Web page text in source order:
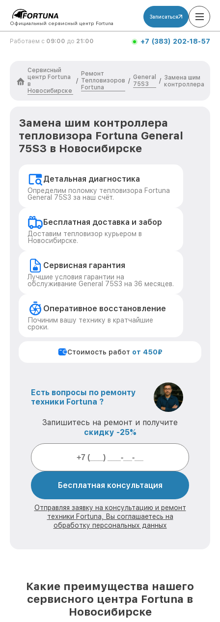
Официальный сервисный центр Fortuna
Записаться
Работаем с 09:00 до 21:00 +7 (383) 202-18-57
Сервисный
центр Fortuna
в
Новосибирске
/
Ремонт
Тепловизоров
Fortuna
/
General
75S3
/ Замена шим
контроллера
Замена шим контроллера
тепловизора Fortuna General
75S3 в Новосибирске
Детальная диагностика
Определим поломку тепловизора Fortuna
General 75S3 за наш счёт.
Бесплатная доставка и забор
Доставим тепловизор курьером в
Новосибирске.
Сервисная гарантия
Лучшие условия гарантии на
обслуживание General 75S3 на 36 месяцев.
Оперативное восстановление
Починим вашу технику в кратчайшие
сроки.
Стоимость работ от 450₽
Есть вопросы по ремонту
техники Fortuna ?
Запишитесь на ремонт и получите
скидку -25%
Бесплатная консультация
Отправляя заявку на консультацию и ремонт
техники Fortuna, Вы соглашаетесь на
обработку персональных данных
Какие преимущества нашего
сервисного центра Fortuna в
Новосибирске